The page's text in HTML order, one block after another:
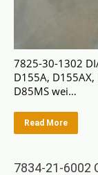
7825-30-1302
D155A,
D85MS wei…
Read More
7834-21-6002